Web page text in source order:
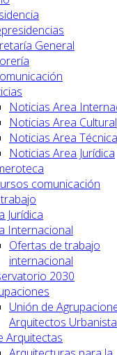
General
Noticias Area
Noticias Area Cultural
Noticias Area Técnica
Noticias Area Jurídica
comunicación
Jurídica
Internacional
Ofertas de trabajo
internacional
2030
Unión de
Arquitectos
Arquitectas